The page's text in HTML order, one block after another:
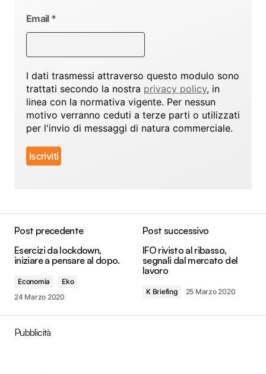
Email *
I dati trasmessi attraverso questo modulo sono
trattati secondo la nostra privacy policy, in
linea con la normativa vigente. Per nessun
motivo verranno ceduti a terze parti o utilizzati
per l'invio di messaggi di natura commerciale.
Post precedente
Esercizi da lockdown,
iniziare a pensare al dopo.
Economia
Eko
24 Marzo 2020
Post successivo
IFO rivisto al ribasso,
segnali dal mercato del
lavoro
K Briefing 25 Marzo 2020
Pubblicità